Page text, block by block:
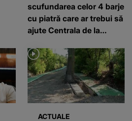
scufundarea celor 4 barje
cu piatră care ar trebui să
ajute Centrala de la
risc”
ACTUALE